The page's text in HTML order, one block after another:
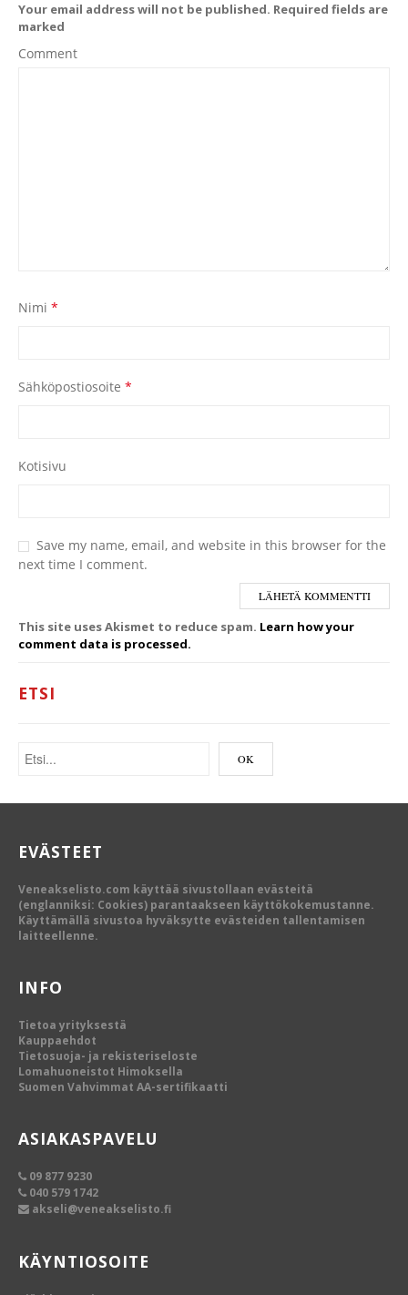
Your email address will not be published. Required fields are
marked
Comment
Nimi *
Sähköpostiosoite *
Kotisivu
Save my name, email, and website in this browser for the
next time I comment.
This site uses Akismet to reduce spam. Learn how your
comment data is processed.
ETSI
EVÄSTEET
Veneakselisto.com käyttää sivustollaan evästeitä
(englanniksi: Cookies) parantaakseen käyttökokemustanne.
Käyttämällä sivustoa hyväksytte evästeiden tallentamisen
laitteellenne.
INFO
Tietoa yrityksestä
Kauppaehdot
Tietosuoja- ja rekisteriseloste
Lomahuoneistot Himoksella
Suomen Vahvimmat AA-sertifikaatti
ASIAKASPAVELU
09 877 9230
040 579 1742
akseli@veneakselisto.fi
KÄYNTIOSOITE